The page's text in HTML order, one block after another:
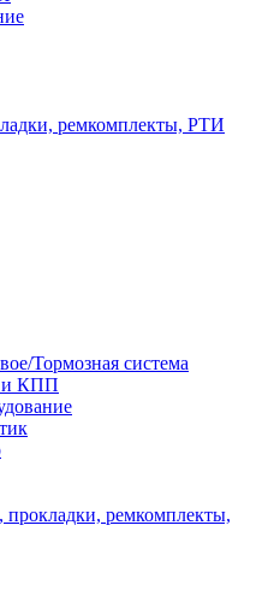
ремкомплекты, РТИ
Тормозная система
и КПП
прокладки, ремкомплекты,